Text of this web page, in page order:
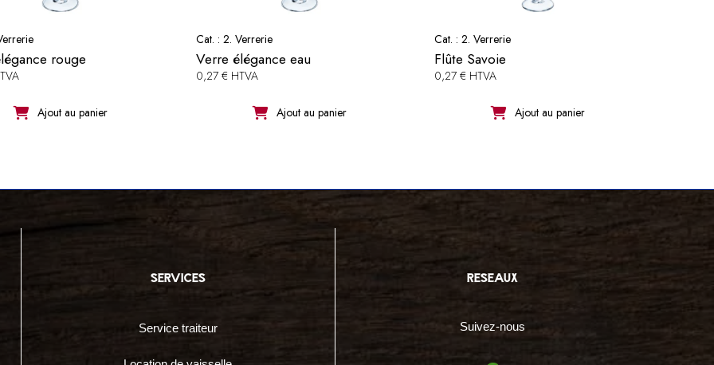
rouge
Ajout au panier
Cat. : 2. Verrerie
Verre élégance eau
0,27 € HTVA
Ajout au panier
Cat. :2. Verrerie
Flûte Savoie
0,27 € HTVA
Ajout au panier
services
Service traiteur
reseaux
Suivez-nous